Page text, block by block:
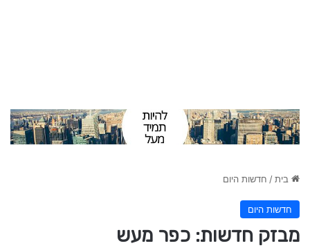
בית/ חדשות היום
חדשות היום
מבזק חדשות: כפר מעש